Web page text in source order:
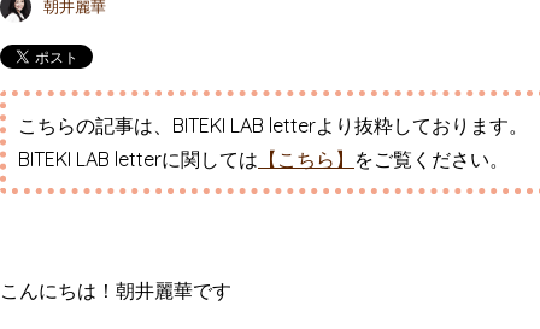
朝井麗華
こちらの記事は、BITEKI LAB letterより抜粋しております。
BITEKI LAB letterに関しては 【こちら】 をご覧ください。
こんにちは！朝井麗華です